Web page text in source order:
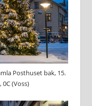
Posthuset bak, 15.
0C (Voss)